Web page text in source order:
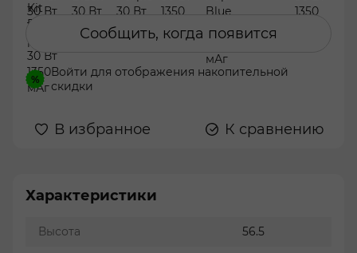
Сообщить, когда появится
% Войти для отображения накопительной
скидки
В избранное К сравнению
Характеристики
Высота 56.5